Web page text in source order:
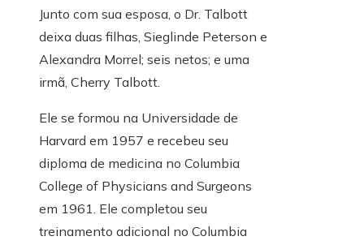
Junto com sua esposa, o Dr. Talbott
deixa duas filhas, Sieglinde Peterson e
Alexandra Morrel; seis netos; e uma
irmã, Cherry Talbott.
Ele se formou na Universidade de
Harvard em 1957 e recebeu seu
diploma de medicina no Columbia
College of Physicians and Surgeons
em 1961. Ele completou seu
treinamento adicional no Columbia